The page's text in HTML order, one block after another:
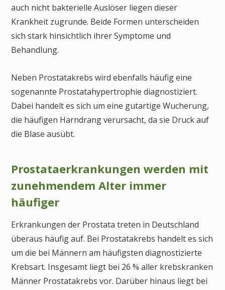
auch nicht bakterielle Auslöser liegen dieser
Krankheit zugrunde. Beide Formen unterscheiden
sich stark hinsichtlich ihrer Symptome und
Behandlung.
Neben Prostatakrebs wird ebenfalls häufig eine
sogenannte Prostatahypertrophie diagnostiziert.
Dabei handelt es sich um eine gutartige Wucherung,
die häufigen Harndrang verursacht, da sie Druck auf
die Blase ausübt.
Prostataerkrankungen werden mit
zunehmendem Alter immer
häufiger
Erkrankungen der Prostata treten in Deutschland
überaus häufig auf. Bei Prostatakrebs handelt es sich
um die bei Männern am häufigsten diagnostizierte
Krebsart. Insgesamt liegt bei 26 % aller krebskranken
Männer Prostatakrebs vor. Darüber hinaus liegt bei